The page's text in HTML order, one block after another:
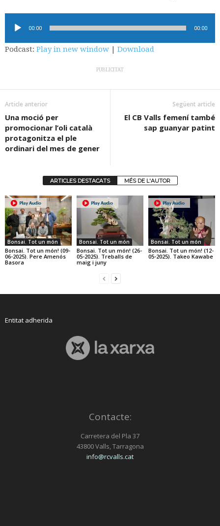
d'àudio00:00 00:00
Podcast: Play in new window | Download
PUBLICITAT
Article anterior
Una moció per
promocionar l’oli català
protagonitza el ple
ordinari del mes de gener
Següent article
El CB Valls femení també
sap guanyar patint
ARTICLES DESTACATS MÉS DE L'AUTOR
Bonsai. Tot un món
Bonsai. Tot un món! (09-
06-2025). Pere Amenós
Basora
Bonsai. Tot un món
Bonsai. Tot un món! (26-
05-2025). Treballs de
maig i juny
Bonsai. Tot un món
Bonsai. Tot un món! (12-
05-2025). Takeo Kawabe
Entitat adherida
Contacte:
Carretera del Pla 37
43800 Valls, Tarragona
info@rcvalls.cat